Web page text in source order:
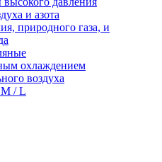
и азота
природного газа, и
охлаждением
воздуха
/ L